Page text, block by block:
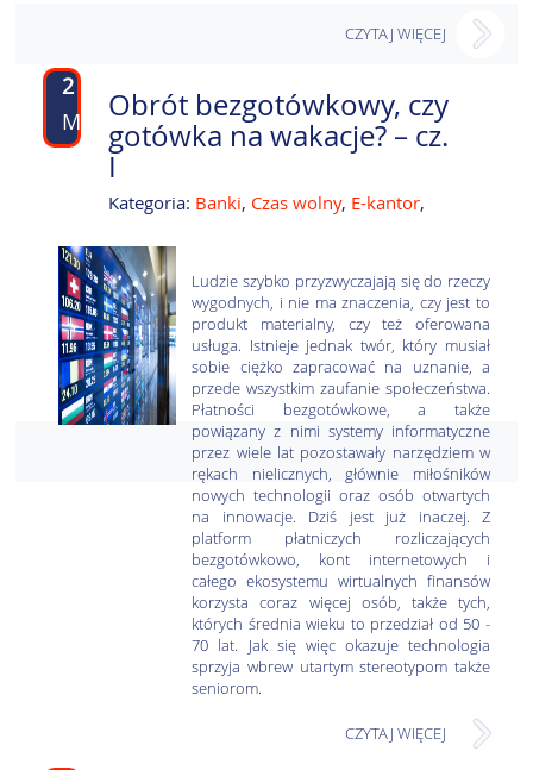
CZYTAJ WIĘCEJ
2
MAJ
Obrót bezgotówkowy, czy
gotówka na wakacje? – cz.
I
Kategoria: Banki, Czas wolny, E-kantor,
Ludzie szybko przyzwyczajają się do rzeczy
wygodnych, i nie ma znaczenia, czy jest to
produkt materialny, czy też oferowana
usługa. Istnieje jednak twór, który musiał
sobie ciężko zapracować na uznanie, a
przede wszystkim zaufanie społeczeństwa.
Płatności bezgotówkowe, a także
powiązany z nimi systemy informatyczne
przez wiele lat pozostawały narzędziem w
rękach nielicznych, głównie miłośników
nowych technologii oraz osób otwartych
na innowacje. Dziś jest już inaczej. Z
platform płatniczych rozliczających
bezgotówkowo, kont internetowych i
całego ekosystemu wirtualnych finansów
korzysta coraz więcej osób, także tych,
których średnia wieku to przedział od 50 -
70 lat. Jak się więc okazuje technologia
sprzyja wbrew utartym stereotypom także
seniorom.
CZYTAJ WIĘCEJ